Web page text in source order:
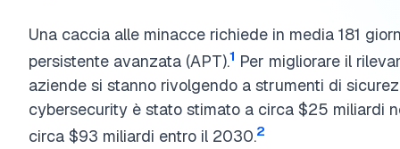
Una caccia alle minacce richiede in media 181
persistente avanzata (APT).1 Per migliorare il
aziende si stanno rivolgendo a strumenti di
cybersecurity è stato stimato a circa $25 miliardi
circa $93 miliardi entro il 2030.2